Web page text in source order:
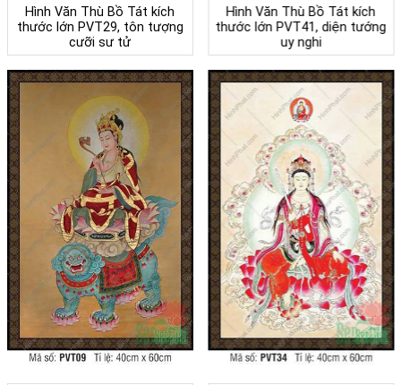
Hình Văn Thù Bồ Tát kích
thước lớn PVT29, tôn tượng
cưỡi sư tử
Hình Văn Thù Bồ Tát kích
thước lớn PVT41, diện tướng
uy nghi